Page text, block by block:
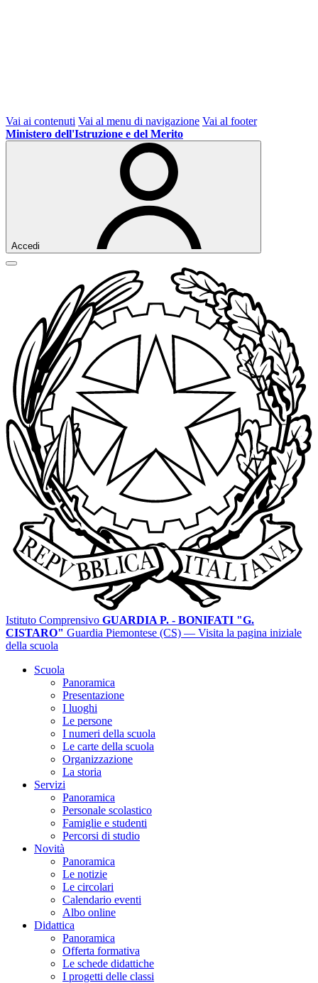
Vai ai contenuti Vai al menu di navigazione Vai al footer
Ministero dell'Istruzione e del Merito
Accedi
Istituto Comprensivo GUARDIA P. - BONIFATI "G.
CISTARO" Guardia Piemontese (CS) — Visita la pagina iniziale
della scuola
Scuola
Panoramica
Presentazione
I luoghi
Le persone
I numeri della scuola
Le carte della scuola
Organizzazione
La storia
Servizi
Panoramica
Personale scolastico
Famiglie e studenti
Percorsi di studio
Novità
Panoramica
Le notizie
Le circolari
Calendario eventi
Albo online
Didattica
Panoramica
Offerta formativa
Le schede didattiche
I progetti delle classi